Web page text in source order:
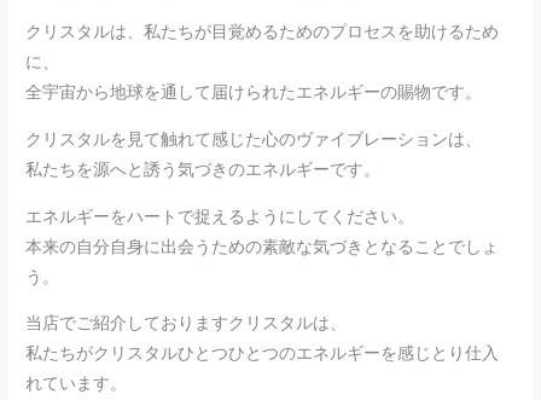
クリスタルは、私たちが目覚めるためのプロセスを助けるため
に、
全宇宙から地球を通して届けられたエネルギーの賜物です。
クリスタルを見て触れて感じた心のヴァイブレーションは、
私たちを源へと誘う気づきのエネルギーです。
エネルギーをハートで捉えるようにしてください。
本来の自分自身に出会うための素敵な気づきとなることでしょ
う。
当店でご紹介しておりますクリスタルは、
私たちがクリスタルひとつひとつのエネルギーを感じとり仕入
れています。